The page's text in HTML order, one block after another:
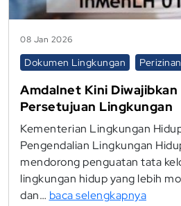
08 Jan 2026
Dokumen Lingkungan Perizinan
Amdalnet Kini Diwajibkan
Persetujuan Lingkungan
Kementerian Lingkungan
Pengendalian Lingkungan
mendorong penguatan tata
lingkungan hidup yang lebih
dan… baca selengkapnya